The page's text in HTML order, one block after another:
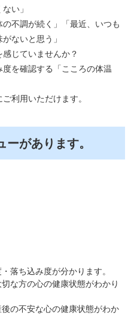
い」
の不調が続く」「最近、いつも
ないと思う」
じていませんか？
を確認する「こころの体温
利用いただけます。
があります。
落ち込み度が分かります。
切な方の心の健康状態がわかり
後の不安な心の健康状態がわか